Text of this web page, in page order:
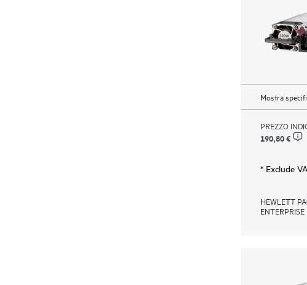
Mostra
PREZZO
190,80 €
* Exclude
HEWLETT
ENTERPRISE